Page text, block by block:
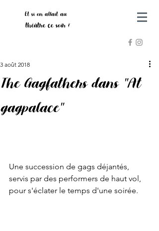
Et si on allait au
théâtre ce soir ?
The Gagfathers dans "At
gagpalace"
3 août 2018
Une succession de gags déjantés,
servis par des performers de haut vol,
pour s'éclater le temps d'une soirée.